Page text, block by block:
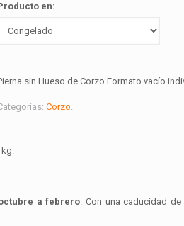
en:
sin Hueso de Corzo Formato vacío
Corzo.
kg.
a febrero. Con una caducidad